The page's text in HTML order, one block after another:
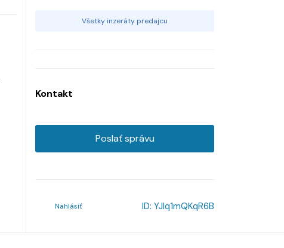
Všetky inzeráty predajcu
Kontakt
Poslať správu
Nahlásiť ID: YJlq1mQKqR6B